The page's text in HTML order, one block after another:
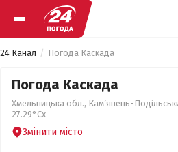
24 Канал Погода Каскада
Погода Каскада
Хмельницька обл., Кам’янець-
27.29°Сх
Змінити місто